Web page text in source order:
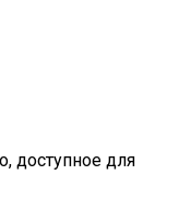
доступное для